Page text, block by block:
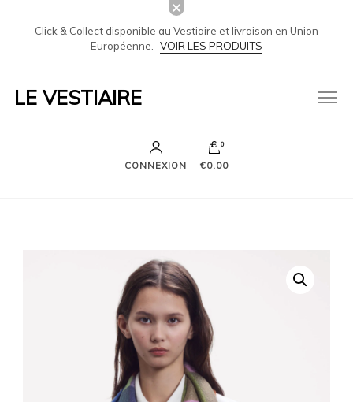
Click & Collect disponible au Vestiaire et livraison en Union
Européenne.
VOIR LES PRODUITS
LE VESTIAIRE
CONNEXION
0
€0,00